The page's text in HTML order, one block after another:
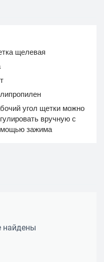
щелевая
угол щетки можно
вручную с
зажима
найдены